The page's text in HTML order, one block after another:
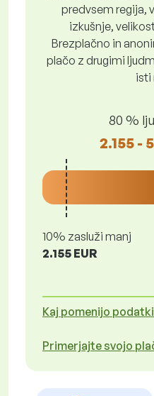
predvsem regija,
izkušnje,
Brezplačno in
plačo z drugimi
isti
80 %
2.155 -
10% zasluži manj
2.155 EUR
Kaj pomenijo
Primerjajte svojo